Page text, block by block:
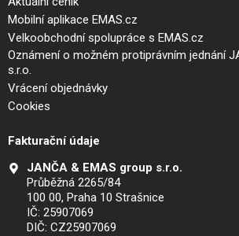
Mobilní aplikace EMAS.cz
Velkoobchodní spolupráce s EMAS.cz
Oznámení o možném protiprávním jednání
s.r.o.
Vrácení objednávky
Cookies
Fakturační údaje
JANČA & EMAS group s.r.o.
Průběžná 2265/84
100 00, Praha 10 Strašnice
IČ: 25907069
DIČ: CZ25907069